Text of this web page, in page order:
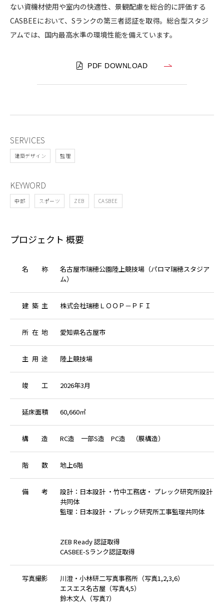
ない資機材使用や室内の快適性、景観配慮を総合的に評価する
CASBEEにおいて、Sランクの第三者認証を取得。総合型スタジ
アムでは、国内最高水準の環境性能を備えています。
PDF DOWNLOAD
SERVICES
建築デザイン 監理
KEYWORD
中部 スポーツ ZEB CASBEE
プロジェクト 概要
名 称
名古屋市瑞穂公園陸上競技場（パロマ瑞穂スタジア
ム）
建 築 主 株式会社瑞穂ＬＯＯＰ－ＰＦＩ
所 在 地 愛知県名古屋市
主 用 途 陸上競技場
竣 工 2026年3月
延床面積 60,660㎡
構 造 RC造 一部S造 PC造 （膜構造）
階 数 地上6階
備 考
設計：日本設計 ・竹中工務店・ プレック研究所設計
共同体
監理：日本設計 ・プレック研究所工事監理共同体
ZEB Ready 認証取得
CASBEE-Sランク認証取得
写真撮影
川澄・小林研二写真事務所（写真1,2,3,6）
エスエス名古屋（写真4,5）
鈴木文人（写真7）